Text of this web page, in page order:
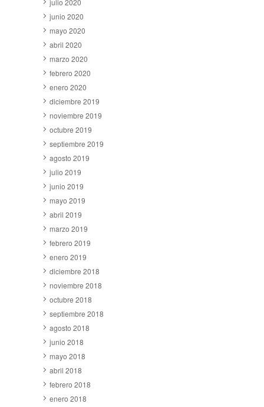
julio 2020
junio 2020
mayo 2020
abril 2020
marzo 2020
febrero 2020
enero 2020
diciembre 2019
noviembre 2019
octubre 2019
septiembre 2019
agosto 2019
julio 2019
junio 2019
mayo 2019
abril 2019
marzo 2019
febrero 2019
enero 2019
diciembre 2018
noviembre 2018
octubre 2018
septiembre 2018
agosto 2018
junio 2018
mayo 2018
abril 2018
febrero 2018
enero 2018